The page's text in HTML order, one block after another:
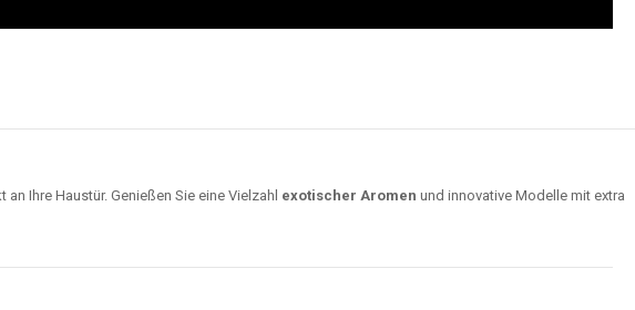
an Ihre Haustür. Genießen Sie eine Vielzahl exotischer Aromen und innovative Modelle mit extra